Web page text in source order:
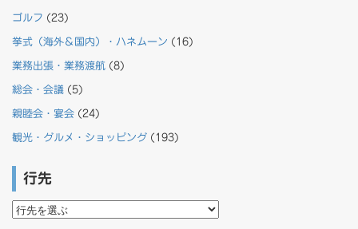
ゴルフ (23)
挙式（海外＆国内）・ハネムーン (16)
業務出張・業務渡航 (8)
総会・会議 (5)
親睦会・宴会 (24)
観光・グルメ・ショッピング (193)
行先
行